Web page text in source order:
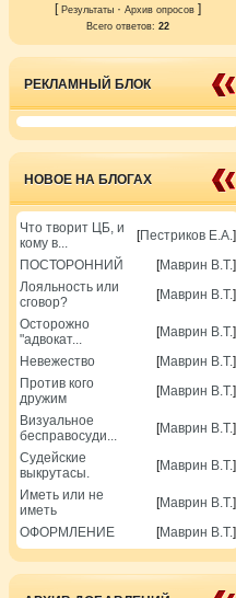
[ Результаты · Архив опросов ]
Всего ответов: 22
РЕКЛАМНЫЙ БЛОК
НОВОЕ НА БЛОГАХ
Что творит ЦБ, и
кому в...
[Пестриков Е.А.]
ПОСТОРОННИЙ
[Маврин В.Т.]
Лояльность или
сговор?
[Маврин В.Т.]
Осторожно
"адвокат...
[Маврин В.Т.]
Невежество
[Маврин В.Т.]
Против кого
дружим
[Маврин В.Т.]
Визуальное
бесправосуди...
[Маврин В.Т.]
Судейские
выкрутасы.
[Маврин В.Т.]
Иметь или не
иметь
[Маврин В.Т.]
ОФОРМЛЕНИЕ
[Маврин В.Т.]